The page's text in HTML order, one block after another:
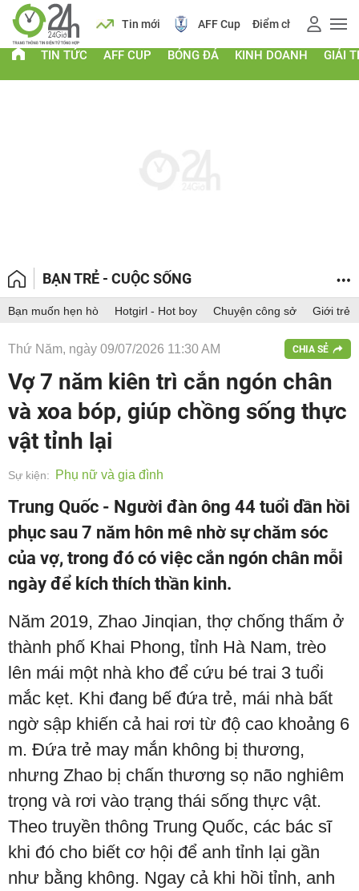
Lịch Tin mới AFF Cup Điểm chuẩn 2026
TIN TỨC AFF CUP BÓNG ĐÁ KINH DOANH GIẢI
BẠN TRẺ - CUỘC SỐNG
Bạn muốn hẹn hò Hotgirl - Hot boy Chuyện công sở Giới trẻ
Thứ Năm, ngày 09/07/2026 11:30 AM CHIA SẺ
Vợ 7 năm kiên trì cắn ngón chân
và xoa bóp, giúp chồng sống thực
vật tỉnh lại
Sự kiện: Phụ nữ và gia đình
Trung Quốc - Người đàn ông 44 tuổi dần hồi
phục sau 7 năm hôn mê nhờ sự chăm sóc
của vợ, trong đó có việc cắn ngón chân mỗi
ngày để kích thích thần kinh.
Năm 2019, Zhao Jinqian, thợ chống thấm ở
thành phố Khai Phong, tỉnh Hà Nam, trèo
lên mái một nhà kho để cứu bé trai 3 tuổi
mắc kẹt. Khi đang bế đứa trẻ, mái nhà bất
ngờ sập khiến cả hai rơi từ độ cao khoảng 6
m. Đứa trẻ may mắn không bị thương,
nhưng Zhao bị chấn thương sọ não nghiêm
trọng và rơi vào trạng thái sống thực vật.
Theo truyền thông Trung Quốc, các bác sĩ
khi đó cho biết cơ hội để anh tỉnh lại gần
như bằng không. Ngay cả khi hồi tỉnh, anh